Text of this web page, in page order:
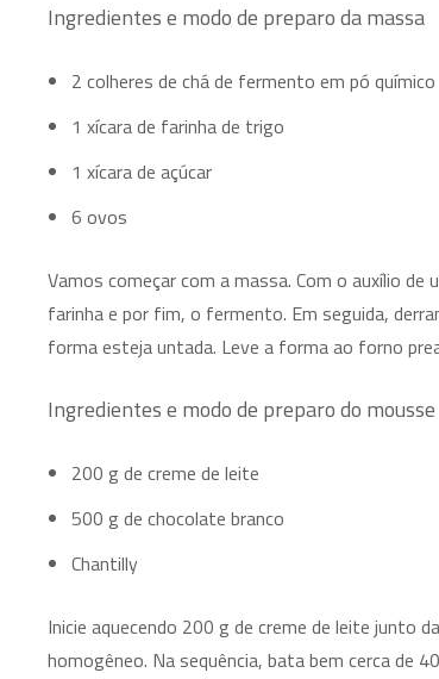
Ingredientes e modo de preparo da massa
2 colheres de chá de fermento em pó químico
1 xícara de farinha de trigo
1 xícara de açúcar
6 ovos
Vamos começar com a massa. Com o auxílio
farinha e por fim, o fermento. Em seguida,
forma esteja untada. Leve a forma ao forno
Ingredientes e modo de preparo do mousse
200 g de creme de leite
500 g de chocolate branco
Chantilly
Inicie aquecendo 200 g de creme de leite junto
homogêneo. Na sequência, bata bem cerca de